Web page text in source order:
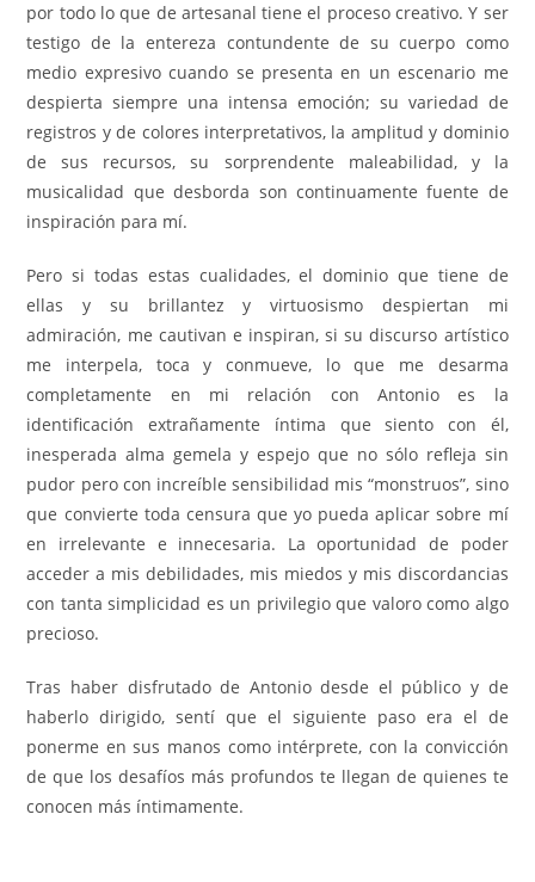
por todo lo que de artesanal tiene el proceso creativo. Y ser
testigo de la entereza contundente de su cuerpo como
medio expresivo cuando se presenta en un escenario me
despierta siempre una intensa emoción; su variedad de
registros y de colores interpretativos, la amplitud y dominio
de sus recursos, su sorprendente maleabilidad, y la
musicalidad que desborda son continuamente fuente de
inspiración para mí.
Pero si todas estas cualidades, el dominio que tiene de
ellas y su brillantez y virtuosismo despiertan mi
admiración, me cautivan e inspiran, si su discurso artístico
me interpela, toca y conmueve, lo que me desarma
completamente en mi relación con Antonio es la
identificación extrañamente íntima que siento con él,
inesperada alma gemela y espejo que no sólo refleja sin
pudor pero con increíble sensibilidad mis “monstruos”, sino
que convierte toda censura que yo pueda aplicar sobre mí
en irrelevante e innecesaria. La oportunidad de poder
acceder a mis debilidades, mis miedos y mis discordancias
con tanta simplicidad es un privilegio que valoro como algo
precioso.
Tras haber disfrutado de Antonio desde el público y de
haberlo dirigido, sentí que el siguiente paso era el de
ponerme en sus manos como intérprete, con la convicción
de que los desafíos más profundos te llegan de quienes te
conocen más íntimamente.